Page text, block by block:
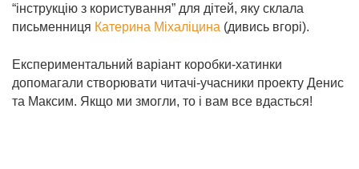
“інструкцію з користування” для дітей, яку склала
письменниця Катерина Міхаліцина (дивись вгорі).
Експериментальний варіант коробки-хатинки
допомагали створювати читачі-учасники проекту Денис
та Максим. Якщо ми змогли, то і вам все вдасться!